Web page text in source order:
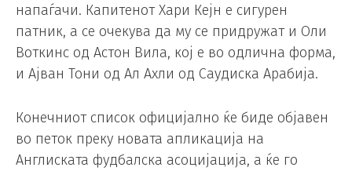
напаѓачи. Капитенот Хари Кејн е сигурен
патник, а се очекува да му се придружат и Оли
Воткинс од Астон Вила, кој е во одлична форма,
и Ајван Тони од Ал Ахли од Саудиска Арабија.
Конечниот список официјално ќе биде објавен
во петок преку новата апликација на
Англиската фудбалска асоцијација, а ќе го